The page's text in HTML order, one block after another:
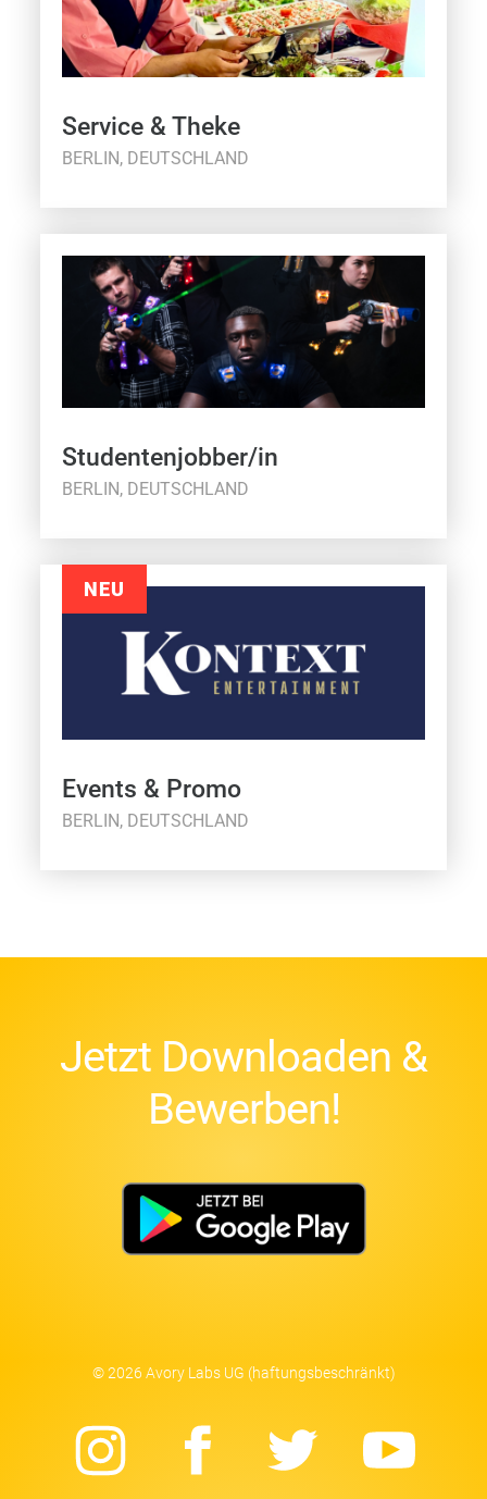
Service & Theke
BERLIN, DEUTSCHLAND
Studentenjobber/in
BERLIN, DEUTSCHLAND
NEU
Events & Promo
BERLIN, DEUTSCHLAND
Jetzt Downloaden &
Bewerben!
© 2026 Avory Labs UG (haftungsbeschränkt)
Instagram
Facebook
Twitter